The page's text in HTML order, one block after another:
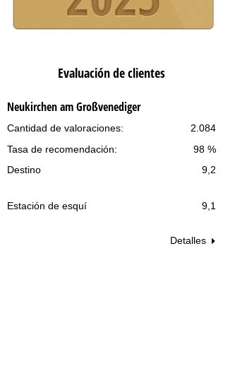
Evaluación de clientes
Neukirchen am Großvenediger
2.084
Cantidad de valoraciones:
98 %
Tasa de recomendación:
Destino
9,2
Estación de esquí 9,1
Detalles